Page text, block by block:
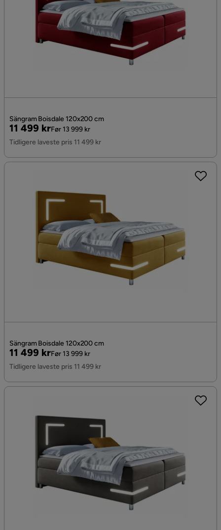
Sängram Boisdale 120x200 cm
Pris
11 499 kr
Original
Pris
Før 13 999 kr
Tidligere laveste pris 11 499 kr
Sängram Boisdale 120x200 cm
Pris
11 499 kr
Original
Pris
Før 13 999 kr
Tidligere laveste pris 11 499 kr